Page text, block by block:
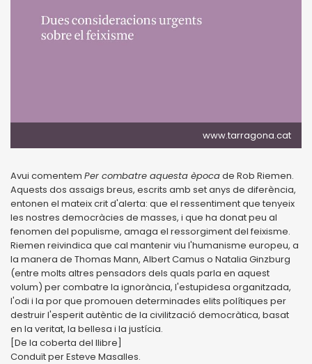
www.tarragona.cat
Avui comentem Per combatre aquesta èpocade Rob Riemen.
Aquests dos assaigs breus, escrits amb set anys de diferència,
entonen el mateix crit d'alerta: que el ressentiment que tenyeix
les nostres democràcies de masses, i que ha donat peu al
fenomen del populisme, amaga el ressorgiment del feixisme.
Riemen reivindica que cal mantenir viu l'humanisme europeu, a
la manera de Thomas Mann, Albert Camus o Natalia Ginzburg
(entre molts altres pensadors dels quals parla en aquest
volum) per combatre la ignorància, l'estupidesa organitzada,
l'odi i la por que promouen determinades elits polítiques per
destruir l'esperit autèntic de la civilització democràtica, basat
en la veritat, la bellesa i la justícia.
[De la coberta del llibre]
Conduït per Esteve Masalles.